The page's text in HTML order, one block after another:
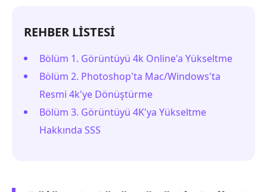
REHBER LİSTESİ
Bölüm 1. Görüntüyü 4k Online'a Yükseltme
Bölüm 2. Photoshop'ta Mac/Windows'ta
Resmi 4k'ye Dönüştürme
Bölüm 3. Görüntüyü 4K'ya Yükseltme
Hakkında SSS